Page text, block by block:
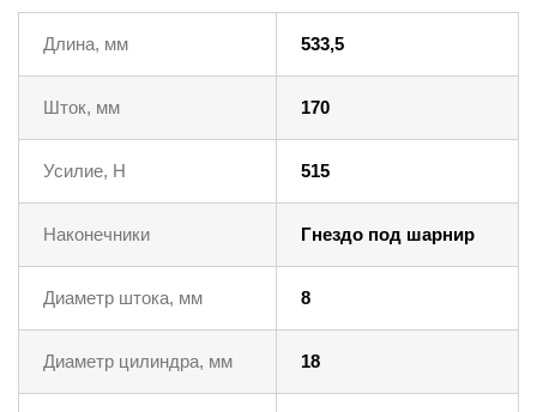
Длина, мм 533,5
Шток, мм 170
Усилие, Н 515
Наконечники Гнездо под шарнир
Диаметр штока, мм 8
Диаметр цилиндра, мм 18